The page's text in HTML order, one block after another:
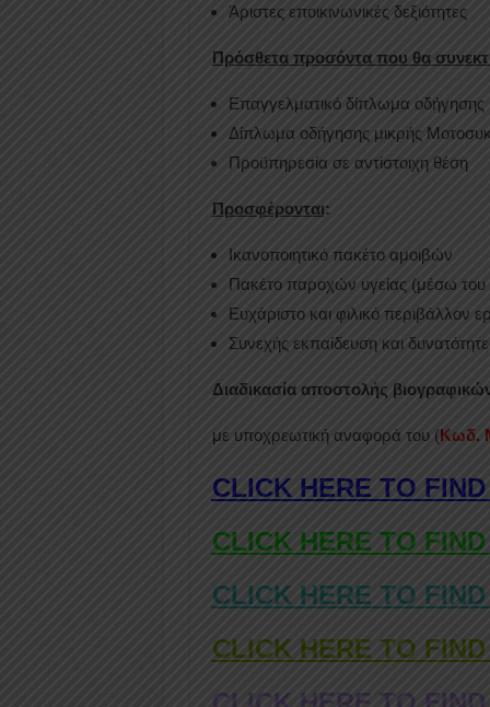
Άριστες εποικινωνικές δεξιότητες
Πρόσθετα προσόντα που θα
Επαγγελματικό δίπλωμα οδήγησης
Δίπλωμα οδήγησης μικρής
Προϋπηρεσία σε αντίστοιχη θέση
Προσφέρονται:
Ικανοποιητικό πακέτο αμοιβών
Πακέτο παροχών υγείας (μέσω του
Ευχάριστο και φιλικό περιβάλλον
Συνεχής εκπαίδευση και
Διαδικασία αποστολής
με υποχρεωτική αναφορά του (Κωδ.
CLICK HERE TO
CLICK HERE TO
CLICK HERE TO
CLICK HERE TO